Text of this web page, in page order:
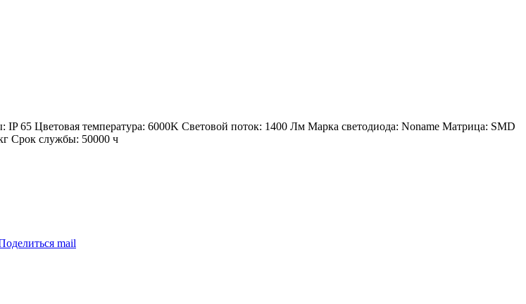
65 Цветовая температура: 6000K Световой поток: 1400 Лм Марка светодиода: Noname Матрица: SMD
Срок службы: 50000 ч
mail